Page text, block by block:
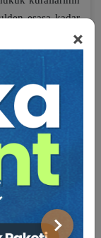
×
Sonraki
esasa kadar
teorik bilgiler de
sahiptir. Verilen
ve ilk derece
niteliğini
hukuk
olma özelliğini
kararlarının
davalarda yol